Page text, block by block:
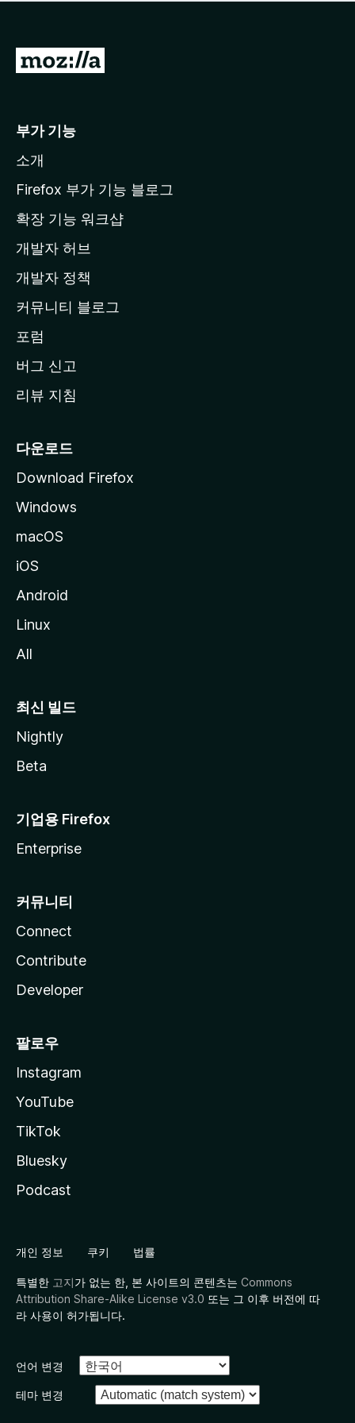
점
습
니
M
l
a
페
이
지
이
동
부가 기능
소개
Firefox 부가 기능 블로그
확장 기능 워크샵
개발자 허브
개발자 정책
커뮤니티 블로그
포럼
버그 신고
리뷰 지침
다운로드
Download Firefox
Windows
macOS
iOS
Android
Linux
All
최신 빌드
Nightly
Beta
기업용 Firefox
Enterprise
커뮤니티
Connect
Contribute
Developer
팔로우
Instagram
YouTube
TikTok
Bluesky
Podcast
개인 정보 쿠키 법률
특별한 고지가 없는 한, 본 사이트의 콘텐츠는 Commons
Attribution Share-Alike License v3.0 또는 그 이후 버전에 따
라 사용이 허가됩니다.
언어 변경
테마 변경